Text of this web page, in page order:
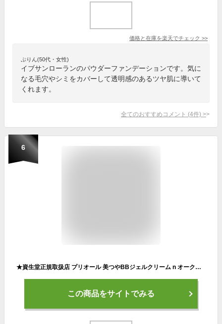
価格と在庫を楽天でチェック >>
ぷりん(50代・女性)
イブサンローランのパウダーファンデーションです。気に
なる毛穴やシミをカバーして透明感のあるツヤ肌に導いて
くれます。
全てのおすすめコメント (4件) >
6
★資生堂正規取扱店 プリオール 美つやBBジェルクリーム n オークル3（ファンデーション）30g送料無料
この商品をサイトでみる